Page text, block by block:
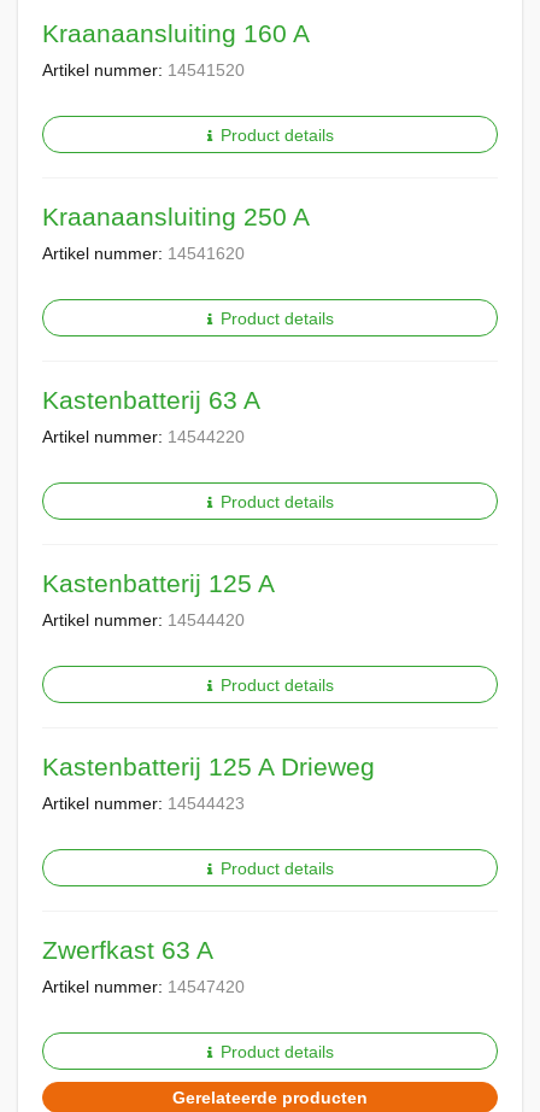
Kraanaansluiting 160 A
Artikel nummer: 14541520
Product details
Kraanaansluiting 250 A
Artikel nummer: 14541620
Product details
Kastenbatterij 63 A
Artikel nummer: 14544220
Product details
Kastenbatterij 125 A
Artikel nummer: 14544420
Product details
Kastenbatterij 125 A Drieweg
Artikel nummer: 14544423
Product details
Zwerfkast 63 A
Artikel nummer: 14547420
Product details
Gerelateerde producten